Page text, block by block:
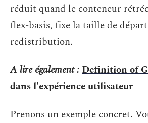
réduit quand le conteneur
flex-basis, fixe la taille de
redistribution.
A lire également :Definition of
dans l'expérience utilisateur
Prenons un exemple concret.